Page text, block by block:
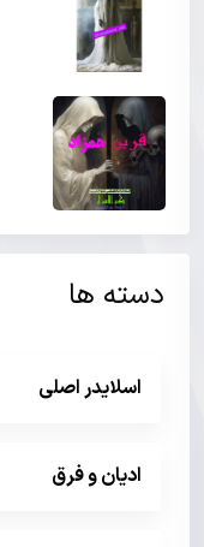
دسته ها
اسلایدر اصلی
ادیان و فرق